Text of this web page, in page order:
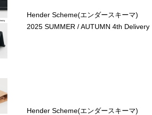
Hender Scheme(エンダースキーマ)
2025 SUMMER / AUTUMN 4th Delivery
Hender Scheme(エンダースキーマ)